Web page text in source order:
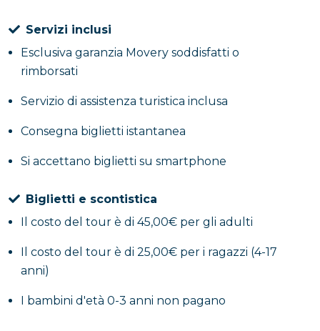
Servizi inclusi
Esclusiva garanzia Movery soddisfatti o
rimborsati
Servizio di assistenza turistica inclusa
Consegna biglietti istantanea
Si accettano biglietti su smartphone
Biglietti e scontistica
Il costo del tour è di 45,00€ per gli adulti
Il costo del tour è di 25,00€ per i ragazzi (4-17
anni)
I bambini d'età 0-3 anni non pagano